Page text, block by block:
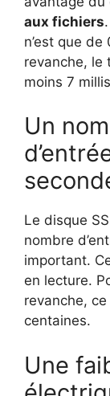
aux fichiers
n’est que
revanche, le
moins 7
Un
Le disque
nombre
important.
en lecture.
revanche,
centaines.
Une